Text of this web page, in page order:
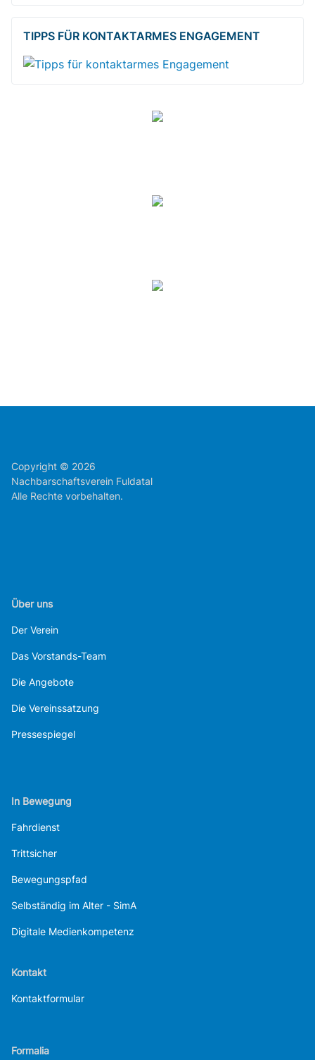
TIPPS FÜR KONTAKTARMES ENGAGEMENT
Copyright © 2026
Nachbarschaftsverein Fuldatal
Alle Rechte vorbehalten.
Über uns
Der Verein
Das Vorstands-Team
Die Angebote
Die Vereinssatzung
Pressespiegel
In Bewegung
Fahrdienst
Trittsicher
Bewegungspfad
Selbständig im Alter - SimA
Digitale Medienkompetenz
Kontakt
Kontaktformular
Formalia